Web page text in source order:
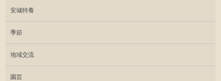
安城特養
季節
地域交流
園芸